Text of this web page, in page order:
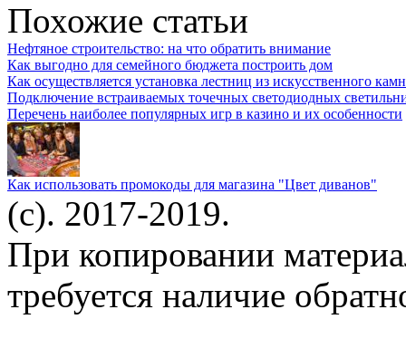
Похожие статьи
Нефтяное строительство: на что обратить внимание
Как выгодно для семейного бюджета построить дом
Как осуществляется установка лестниц из искусственного
Подключение встраиваемых точечных светодиодных
Перечень наиболее популярных игр в казино и их особенности
Как использовать промокоды для магазина "Цвет диванов"
(c). 2017-2019.
При копировании
требуется наличие